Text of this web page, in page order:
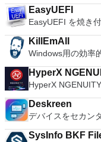
EasyUEFI
EasyUEFI を焼き
KillEmAll
Windows用の効率
HyperX
HyperX
Deskreen
デバイスをセカン
SysInfo BKF